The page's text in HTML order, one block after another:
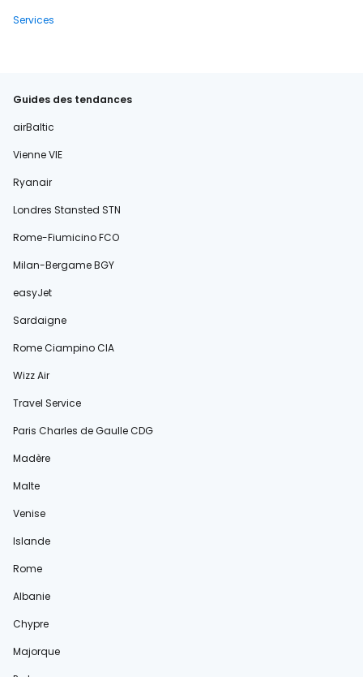
Services
Guides des tendances
airBaltic
Vienne VIE
Ryanair
Londres Stansted STN
Rome-Fiumicino FCO
Milan-Bergame BGY
easyJet
Sardaigne
Rome Ciampino CIA
Wizz Air
Travel Service
Paris Charles de Gaulle CDG
Madère
Malte
Venise
Islande
Rome
Albanie
Chypre
Majorque